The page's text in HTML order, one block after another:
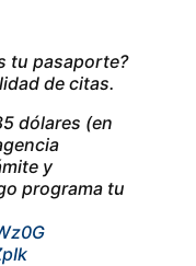
tu pasaporte?
de citas.
dólares (en
y
programa tu